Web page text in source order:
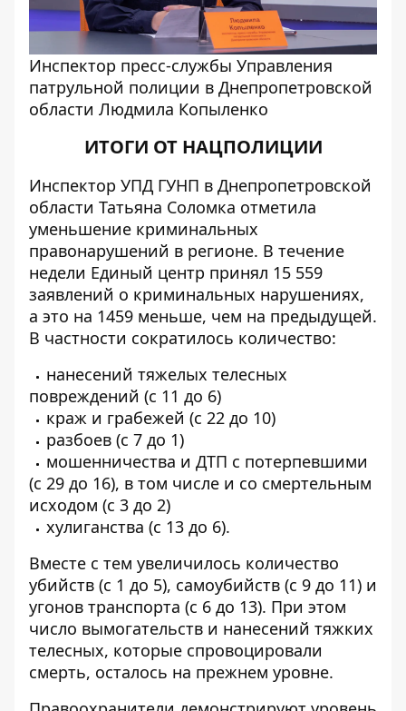
Инспектор пресс-службы Управления
патрульной полиции в Днепропетровской
области Людмила Копыленко
ИТОГИ ОТ НАЦПОЛИЦИИ
Инспектор УПД ГУНП в Днепропетровской
области Татьяна Соломка отметила
уменьшение криминальных
правонарушений в регионе. В течение
недели Единый центр принял 15 559
заявлений о криминальных нарушениях,
а это на 1459 меньше, чем на предыдущей.
В частности сократилось количество:
нанесений тяжелых телесных
повреждений (с 11 до 6)
краж и грабежей (с 22 до 10)
разбоев (с 7 до 1)
мошенничества и ДТП с потерпевшими
(с 29 до 16), в том числе и со смертельным
исходом (с 3 до 2)
хулиганства (с 13 до 6).
Вместе с тем увеличилось количество
убийств (с 1 до 5), самоубийств (с 9 до 11) и
угонов транспорта (с 6 до 13). При этом
число вымогательств и нанесений тяжких
телесных, которые спровоцировали
смерть, осталось на прежнем уровне.